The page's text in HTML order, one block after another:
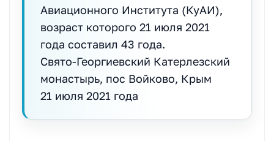
Авиационного Института (КуАИ),
возраст которого 21 июля 2021
года составил 43 года.
Свято-Георгиевский Катерлезский
монастырь, пос Войково, Крым
21 июля 2021 года